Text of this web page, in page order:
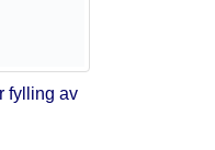
fylling av